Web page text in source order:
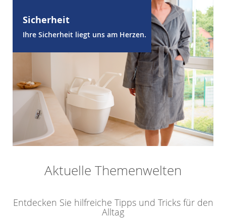
Sicherheit
Ihre Sicherheit liegt uns am Herzen.
Aktuelle Themenwelten
Entdecken Sie hilfreiche Tipps und Tricks für den
Alltag